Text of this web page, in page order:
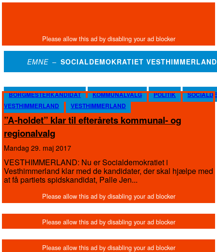
EMNE – SOCIALDEMOKRATIET VESTHIMMERLAND
BORGMESTERKANDIDAT KOMMUNALVALG POLITIK
VESTHIMMERLAND
VESTHIMMERLAND
”A-holdet” klar til efterårets kommunal- og
regionalvalg
mandag 29. maj 2017
VESTHIMMERLAND: Nu er Socialdemokratiet i
Vesthimmerland klar med de kandidater, der skal hjælpe med
at få partiets spidskandidat, Palle Jen...